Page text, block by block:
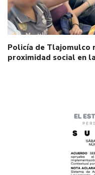
Policía de Tlajomulco
proximidad social en